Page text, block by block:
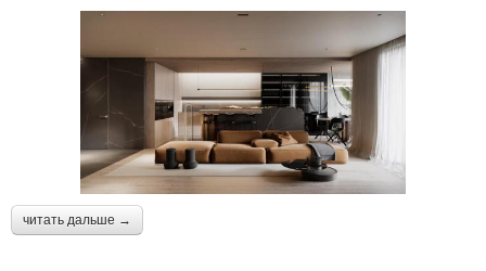
читать дальше →